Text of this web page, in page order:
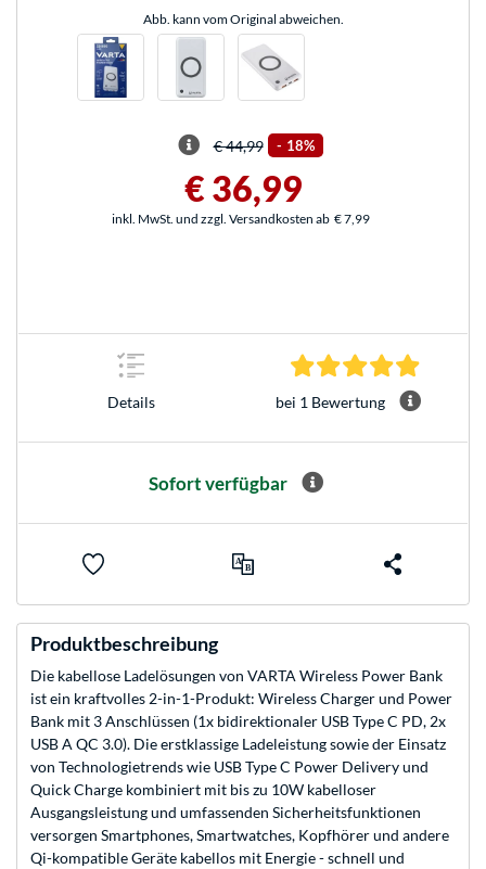
Abb. kann vom Original abweichen.
€ 44,99 - 18%
€ 36,99
inkl. MwSt. und zzgl. Versandkosten ab € 7,99
Details bei 1 Bewertung
Sofort verfügbar
Produktbeschreibung
Die kabellose Ladelösungen von VARTA Wireless Power Bank
ist ein kraftvolles 2-in-1-Produkt: Wireless Charger und Power
Bank mit 3 Anschlüssen (1x bidirektionaler USB Type C PD, 2x
USB A QC 3.0). Die erstklassige Ladeleistung sowie der Einsatz
von Technologietrends wie USB Type C Power Delivery und
Quick Charge kombiniert mit bis zu 10W kabelloser
Ausgangsleistung und umfassenden Sicherheitsfunktionen
versorgen Smartphones, Smartwatches, Kopfhörer und andere
Qi-kompatible Geräte kabellos mit Energie - schnell und